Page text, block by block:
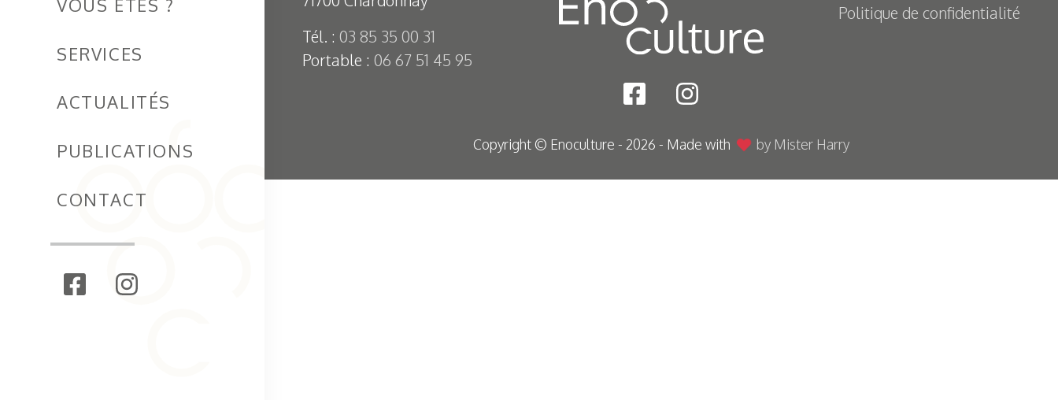
Main Navigation
VOUS ÊTES ?
SERVICES
ACTUALITÉS
PUBLICATIONS
CONTACT
Tél. : 03 85 35 00 31
Portable : 06 67 51 45 95
Politique de confidentialité
Copyright © Enoculture - 2026 - Made with by Mister Harry